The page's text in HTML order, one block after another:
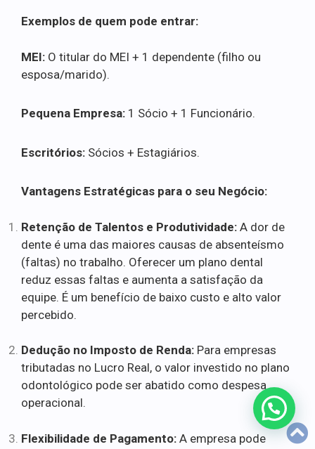
Exemplos de quem pode entrar:
MEI: O titular do MEI + 1 dependente (filho ou
esposa/marido).
Pequena Empresa: 1 Sócio + 1 Funcionário.
Escritórios: Sócios + Estagiários.
Vantagens Estratégicas para o seu Negócio:
Retenção de Talentos e Produtividade: A dor de
dente é uma das maiores causas de absenteísmo
(faltas) no trabalho. Oferecer um plano dental
reduz essas faltas e aumenta a satisfação da
equipe. É um benefício de baixo custo e alto valor
percebido.
Dedução no Imposto de Renda: Para empresas
tributadas no Lucro Real, o valor investido no plano
odontológico pode ser abatido como despesa
operacional.
Flexibilidade de Pagamento: A empresa pode